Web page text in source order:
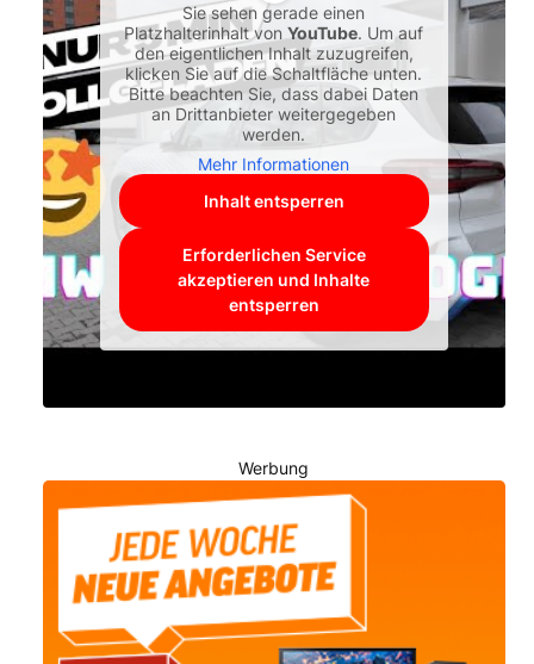
Sie sehen gerade einen
Platzhalterinhalt vonYouTube. Um auf
den eigentlichen Inhalt zuzugreifen,
klicken Sie auf die Schaltfläche unten.
Bitte beachten Sie, dass dabei Daten
an Drittanbieter weitergegeben
werden.
Mehr Informationen
Inhalt entsperren
Erforderlichen Service
akzeptieren und Inhalte
entsperren
Werbung